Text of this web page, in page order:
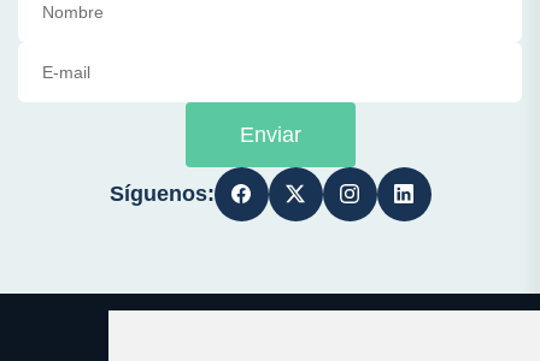
Enviar
Síguenos: